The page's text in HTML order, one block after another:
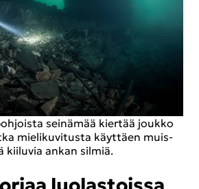
sei­nä­mää kier­tää jouk­ko
mie­li­ku­vi­tus­ta käyt­täen muis­
ankan sil­miä.